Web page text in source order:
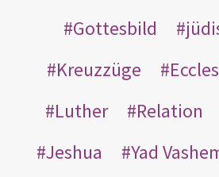
Gottesbild
Kreuzzüge
Luther
Relation
Jeshua
Yad